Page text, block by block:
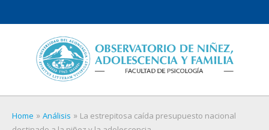
Home » Análisis » La estrepitosa caída presupuesto nacional